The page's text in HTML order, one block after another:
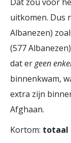
uitkomen. Dus
Albanezen)
(577
dat ergeen
binnenkwam,
extra zijn
Afghaan.
Kortom: totaal